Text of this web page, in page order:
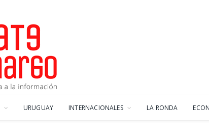
URUGUAY INTERNACIONALES LA RONDA